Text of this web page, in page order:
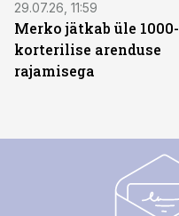
29.07.26, 11:59
Merko jätkab üle 1000-
korterilise arenduse
rajamisega